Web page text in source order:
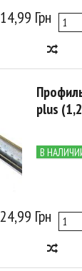
14,99 Грн
plus
В
24,99 Грн